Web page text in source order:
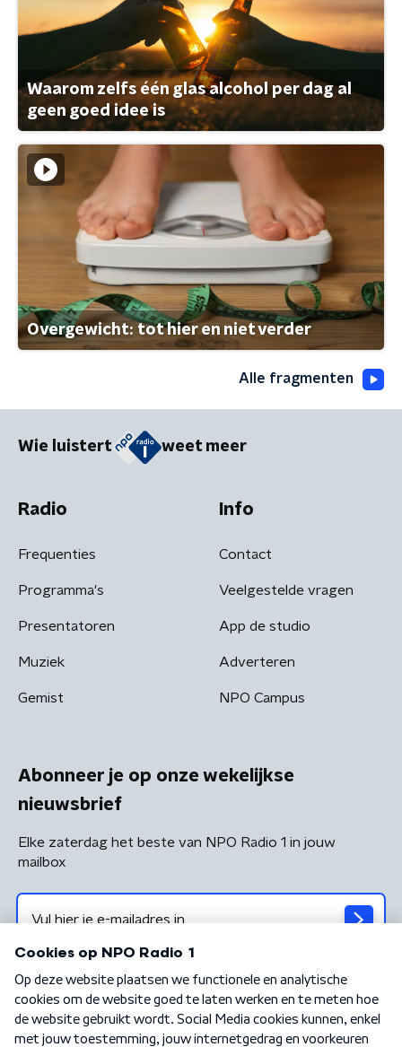
Waarom zelfs één glas alcohol per dag al
geen goed idee is
Overgewicht: tot hier en niet verder
Alle fragmenten
Wie luistert weet meer
Radio
Frequenties
Programma's
Presentatoren
Muziek
Gemist
Info
Contact
Veelgestelde vragen
App de studio
Adverteren
NPO Campus
Abonneer je op onze wekelijkse
nieuwsbrief
Elke zaterdag het beste van NPO Radio 1 in jouw
mailbox
Algemene voorwaarden